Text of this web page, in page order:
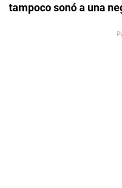
tampoco sonó a una